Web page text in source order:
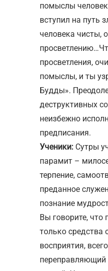
помыслы
вступил на путь
человека чисты,
просветления,
помыслы, и ты
Будды».
деструктивных
неизбежно
предписания.
Ученики: Сутры
парамит –
терпение,
преданное
познание
Вы говорите,
только средства
восприятия,
переправляющий